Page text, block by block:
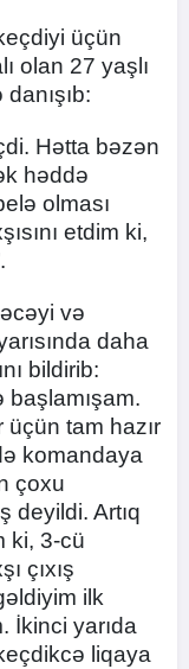
üçün
olan 27 yaşlı
Hətta bəzən
həddə
olması
etdim ki,
və
daha
bildirib:
başlamışam.
tam hazır
komandaya
çoxu
deyildi. Artıq
ki, 3-cü
çıxış
ilk
İkinci yarıda
liqaya